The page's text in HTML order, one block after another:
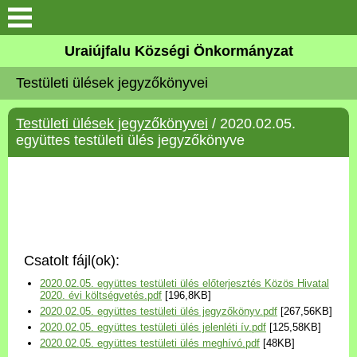
Köszöntő
Elérhetőségek
Uraiújfalu
Választási információk
Versenyképes Járások
Program
Uraiújfalu Községi Önkormányzat
Testületi ülések jegyzőkönyvei
Testületi ülések jegyzőkönyvei / 2020.02.05.
együttes testületi ülés jegyzőkönyve
Csatolt fájl(ok):
2020.02.05. együttes testületi ülés előterjesztés Közös Hivatal
2020. évi költségvetés.pdf [196,8KB]
2020.02.05. együttes testületi ülés jegyzőkönyv.pdf [267,56KB]
2020.02.05. együttes testületi ülés jelenléti ív.pdf [125,58KB]
2020.02.05. együttes testületi ülés meghívó.pdf [48KB]